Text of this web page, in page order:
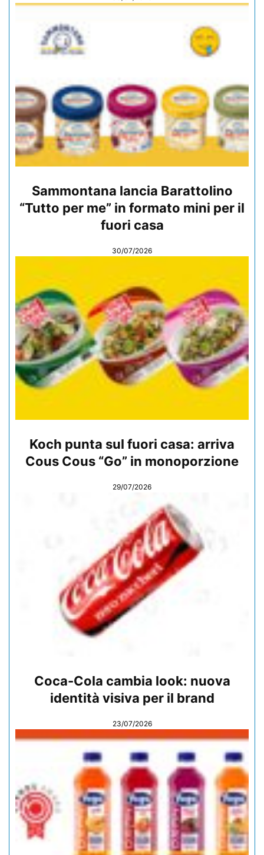
Sammontana lancia Barattolino
“Tutto per me” in formato mini per il
fuori casa
30/07/2026
Koch punta sul fuori casa: arriva
Cous Cous “Go” in monoporzione
29/07/2026
Coca-Cola cambia look: nuova
identità visiva per il brand
23/07/2026